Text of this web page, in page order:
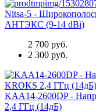
Nitsa-5 -
АНТЭКС (9-14 dBi)
2 700 руб.
2 300 руб.
KAA14-2600DP -
2,4 ГГц (14дБ)